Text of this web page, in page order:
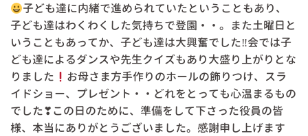
子ども達に内緒で進められていたということもあり、
子ども達はわくわくした気持ちで登園・・。また土曜日と
いうこともあってか、子ども達は大興奮でした‼会では子
ども達によるダンスや先生クイズもあり大盛り上がりとな
りました
お母さま方手作りのホールの飾りつけ、スラ
イドショー、プレゼント・・どれをとっても心温まるもの
でした❣この日のために、準備をして下さった役員の皆
様、本当にありがとうございました。感謝申し上げます